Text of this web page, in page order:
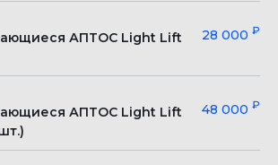
АПТОС Light Lift
28 000 ₽
АПТОС Light Lift
48 000 ₽